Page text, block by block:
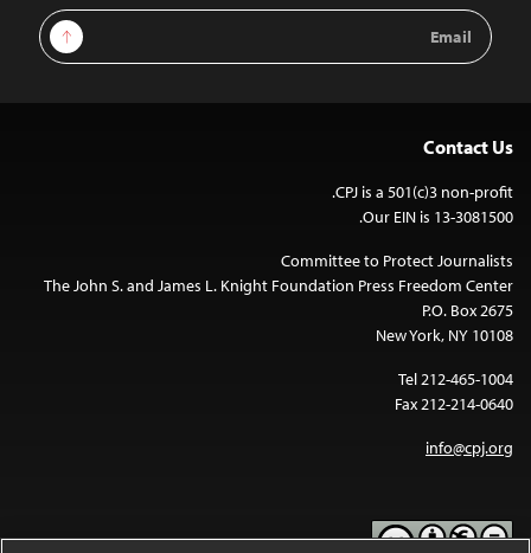
Email
Address
Sign Up
Contact Us
CPJ is a 501(c)3 non-profit.
Our EIN is 13-3081500.
Committee to Protect Journalists
The John S. and James L. Knight Foundation Press Freedom Center
P.O. Box 2675
New York, NY 10108
Tel 212-465-1004
Fax 212-214-0640
info@cpj.org